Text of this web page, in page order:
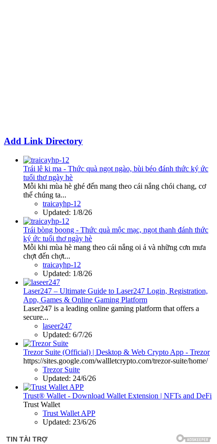
Add Link Directory
Trái lê ki ma - Thức quà ngọt ngào, bùi béo đánh thức ký ức
tuổi thơ ngày hè
Mỗi khi mùa hè ghé đến mang theo cái nắng chói chang, cơ
thể chúng ta...
traicayhp-12
Updated: 1/8/26
Trái bòng boong - Thức quà mộc mạc, ngọt thanh đánh thức
ký ức tuổi thơ ngày hè
Mỗi khi mùa hè mang theo cái nắng oi ả và những cơn mưa
chợt đến chợt...
traicayhp-12
Updated: 1/8/26
Laser247 – Ultimate Guide to Laser247 Login, Registration,
App, Games & Online Gaming Platform
Laser247 is a leading online gaming platform that offers a
secure...
laseer247
Updated: 6/7/26
Trezor Suite (Official) | Desktop & Web Crypto App - Trezor
https://sites.google.com/wallletcrypto.com/trezor-suite/home/
Trezor Suite
Updated: 24/6/26
Trust® Wallet - Download Wallet Extension | NFTs and DeFi
Trust Wallet
Trust Wallet APP
Updated: 23/6/26